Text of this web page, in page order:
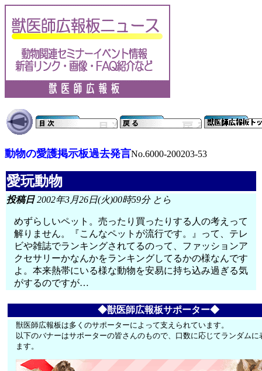
動物の愛護掲示板過去発言No.6000-200203-53
愛玩動物
投稿日2002年3月26日(火)00時59分 とら
めずらしいペット。売ったり買ったりする人の考えって
解りません。『こんなペットが流行です。』って、テレ
ビや雑誌でランキングされてるのって、ファッションア
クセサリーかなんかをランキングしてるかの様なんです
よ。本来熱帯にいる様な動物を安易に持ち込み過ぎる気
がするのですが…
◆獣医師広報板サポーター◆
獣医師広報板は多くのサポーターによって支えられています。
以下のバナーはサポーターの皆さんのもので、口数に応じてランダムに
ます。